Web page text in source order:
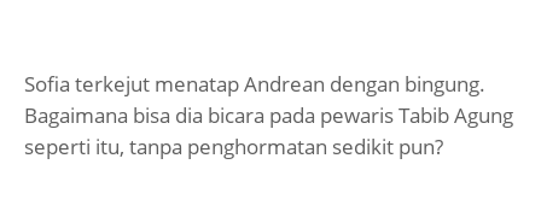
Sofia terkejut menatap Andrean dengan bingung.
Bagaimana bisa dia bicara pada pewaris Tabib Agung
seperti itu, tanpa penghormatan sedikit pun?